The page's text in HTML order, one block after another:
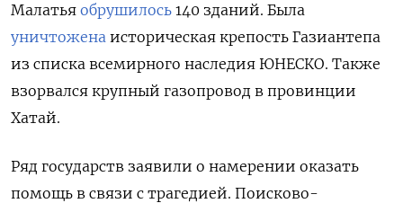
Малатья обрушилось 140 зданий. Была
уничтожена историческая крепость Газиантепа
из списка всемирного наследия ЮНЕСКО. Также
взорвался крупный газопровод в провинции
Хатай.
Ряд государств заявили о намерении оказать
помощь в связи с трагедией. Поисково-